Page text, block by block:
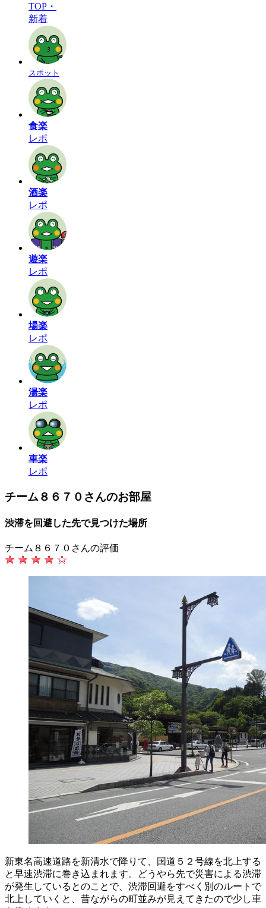
TOP・
新着
スポット
食楽
レポ
酒楽
レポ
遊楽
レポ
場楽
レポ
湯楽
レポ
車楽
レポ
チーム８６７０さんのお部屋
渋滞を回避した先で見つけた場所
チーム８６７０さんの評価
新東名高速道路を新清水で降りて、国道５２号線を北上する
と早速渋滞に巻き込まれます。どうやら先で災害による渋滞
が発生しているとのことで、渋滞回避をすべく別のルートで
北上していくと、昔ながらの町並みが見えてきたので少し車